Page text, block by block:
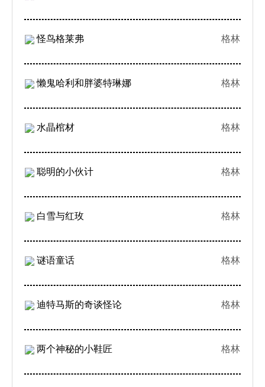
怪鸟格莱弗 格林
懒鬼哈利和胖婆特琳娜 格林
水晶棺材 格林
聪明的小伙计 格林
白雪与红玫 格林
谜语童话 格林
迪特马斯的奇谈怪论 格林
两个神秘的小鞋匠 格林